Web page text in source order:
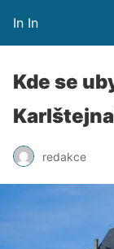
In In
Kde se
redakce